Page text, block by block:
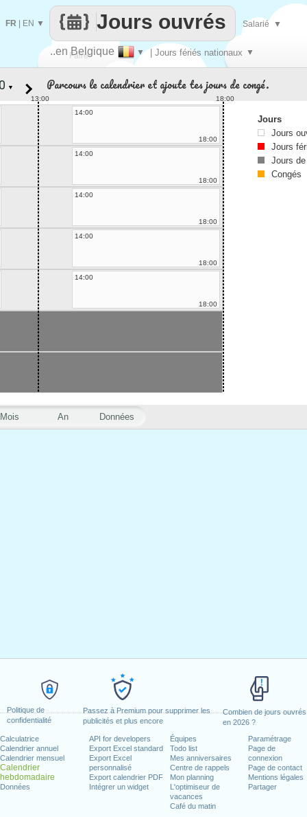
Politique de
confidentialité
Passez à Premium pour supprimer les
publicités et plus encore
Combien de jours ouvrés
en 2026 ?
Calculatrice
Calendrier annuel
Calendrier mensuel
Calendrier
hebdomadaire
Données
API for developers
Export Excel standard
Export Excel
personnalisé
Export calendrier PDF
Intégrer un widget
Équipes
Todo list
Mes anniversaires
Centre de rappels
Mon planning
L'optimiseur de
vacances
Café du matin
Paramétrage
Page de
connexion
Page de contact
Mentions légales
Partager
Faire
..en Belgique ▼ | Jours fériés nationaux ▼
Jours ouvrés
FR EN ▼ Salarié ▼
Mois An Données
▼ Parcours le calendrier et ajoute tes jours de congé.
13:00
18:00
14:00
18:00
14:00
18:00
14:00
18:00
14:00
18:00
14:00
18:00
Jours
Jours
Jours
Jours
Congés